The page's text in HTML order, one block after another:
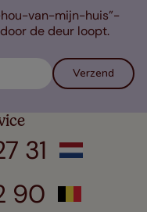
van-mijn-huis”-
de deur loopt.
Verzend
31
90